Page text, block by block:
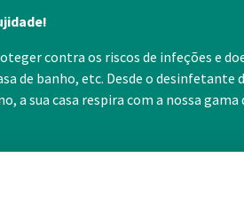
contra os riscos de infeções e
de banho, etc. Desde o desinfetante
a sua casa respira com a nossa